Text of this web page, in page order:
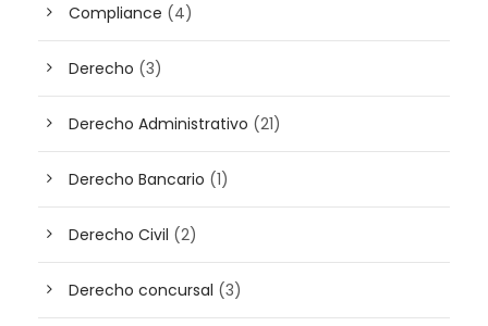
Compliance (4)
Derecho (3)
Derecho Administrativo (21)
Derecho Bancario (1)
Derecho Civil (2)
Derecho concursal (3)